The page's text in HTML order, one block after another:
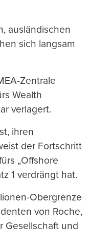
ausländischen
sich langsam
Zentrale
Wealth
verlagert.
ihren
der Fortschritt
„Offshore
1 verdrängt hat.
Obergrenze
von Roche,
Gesellschaft und